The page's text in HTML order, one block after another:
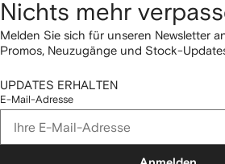
Nichts mehr
Melden Sie sich für unseren Newsletter
Promos, Neuzugänge und Stock-
UPDATES ERHALTEN
E-Mail-Adresse